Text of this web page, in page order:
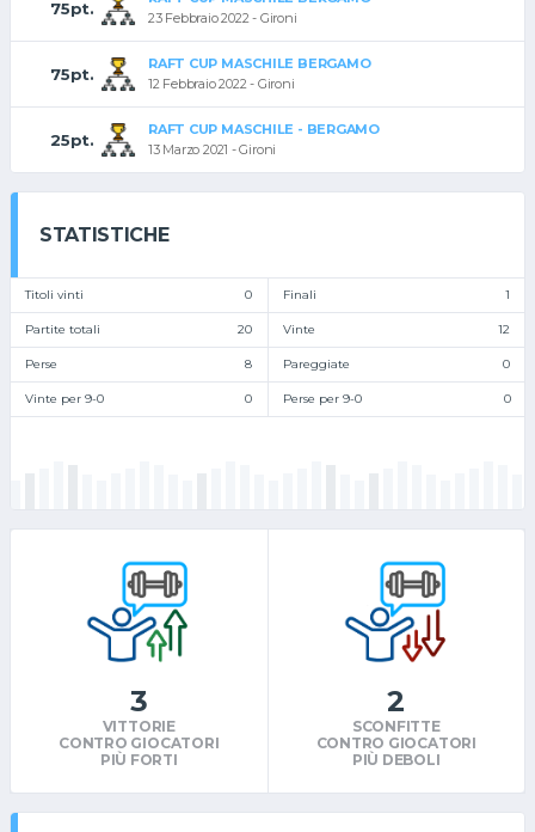
75pt.
23 Febbraio 2022 - Gironi
75pt.
RAFT CUP MASCHILE BERGAMO
12 Febbraio 2022 - Gironi
25pt.
RAFT CUP MASCHILE - BERGAMO
13 Marzo 2021 - Gironi
STATISTICHE
Titoli vinti 0 Finali 1
Partite totali 20 Vinte 12
Perse 8 Pareggiate 0
Vinte per 9-0 0 Perse per 9-0 0
3
VITTORIE
CONTRO GIOCATORI
PIÙ FORTI
2
SCONFITTE
CONTRO GIOCATORI
PIÙ DEBOLI